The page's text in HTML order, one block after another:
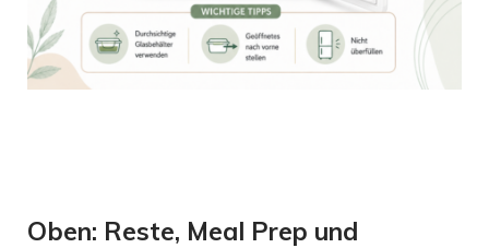
Oben: Reste, Meal Prep und